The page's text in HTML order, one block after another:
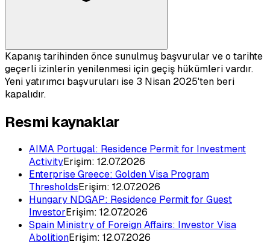
Kapanış tarihinden önce sunulmuş başvurular ve o tarihte
geçerli izinlerin yenilenmesi için geçiş hükümleri vardır.
Yeni yatırımcı başvuruları ise 3 Nisan 2025'ten beri
kapalıdır.
Resmi kaynaklar
AIMA Portugal: Residence Permit for Investment
ActivityErişim: 12.07.2026
Enterprise Greece: Golden Visa Program
ThresholdsErişim: 12.07.2026
Hungary NDGAP: Residence Permit for Guest
InvestorErişim: 12.07.2026
Spain Ministry of Foreign Affairs: Investor Visa
AbolitionErişim: 12.07.2026